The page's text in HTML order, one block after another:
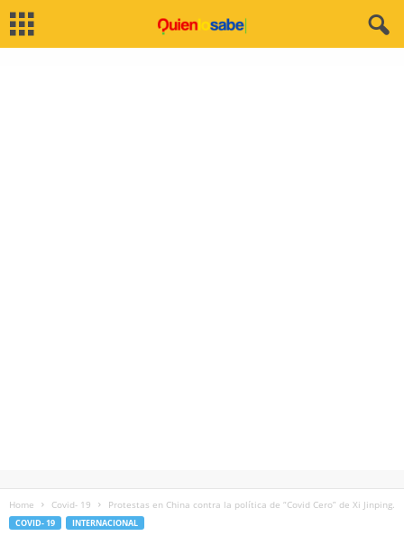
Home Covid- 19 Protestas en China contra la política de “Covid Cero” de Xi Jinping.
COVID- 19 INTERNACIONAL